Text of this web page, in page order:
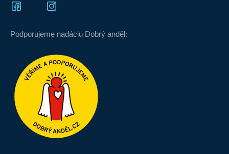
Podporujeme nadáciu Dobrý anděl: